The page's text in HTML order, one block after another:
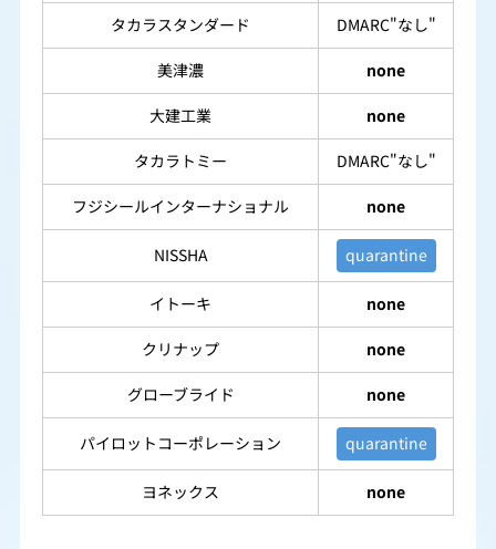
タカラスタンダード
DMARC"なし"
美津濃
none
大建工業
none
タカラトミー
DMARC"なし"
フジシールインターナショナル
none
NISSHA
quarantine
イトーキ
none
クリナップ
none
グローブライド
none
パイロットコーポレーション
quarantine
ヨネックス
none